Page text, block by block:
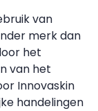
van
merk dan
het
van het
Innovaskin
handelingen